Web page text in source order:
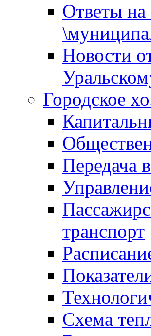
Ответы на
Новости
Городское
Передача
транспорт
Схема